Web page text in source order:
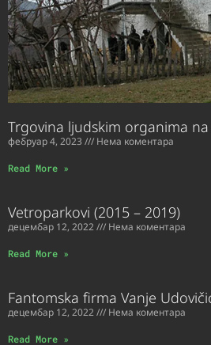
Trgovina ljudskim organima na
фебруар 4, 2023 Нема коментара
Read More »
Vetroparkovi (2015 – 2019)
децембар 12, 2022 Нема коментара
Read More »
Fantomska firma Vanje
децембар 12, 2022 Нема коментара
Read More »